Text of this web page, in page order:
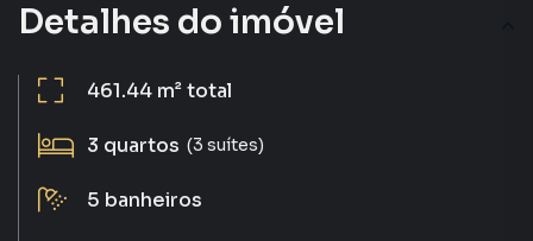
Detalhes do imóvel
461.44 m²total
3 quartos (3 suítes)
5 banheiros